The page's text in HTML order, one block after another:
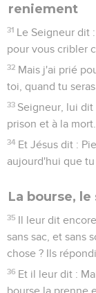
reniement
31 Le Seigneur dit
pour vous cribler
32 Mais j'ai prié
toi, quand tu
33 Seigneur, lui dit
prison et à la mort.
34 Et Jésus dit :
aujourd'hui que
La bourse,
35 Il leur dit
sans sac, et sans
chose ? Ils
36 Et il leur dit :
bourse la prenne